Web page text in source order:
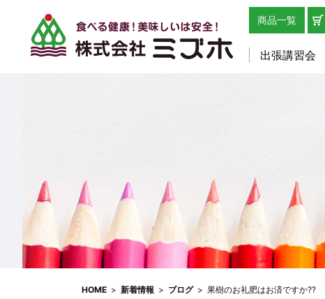
商品一覧
出張講習会
HOME > 新着情報 > ブログ> 果樹のお礼肥はお済ですか??